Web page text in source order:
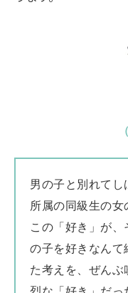
男の子と別れて
所属の同級生の女
この「好き」が
の子を好きなんて
た考えを、ぜん